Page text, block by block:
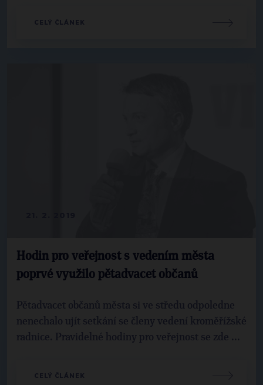
CELÝ ČLÁNEK
Hodin pro veřejnost s vedením města
poprvé využilo pětadvacet občanů
Pětadvacet občanů města si ve středu odpoledne
nenechalo ujít setkání se členy vedení kroměřížské
radnice. Pravidelné hodiny pro veřejnost se zde ...
CELÝ ČLÁNEK